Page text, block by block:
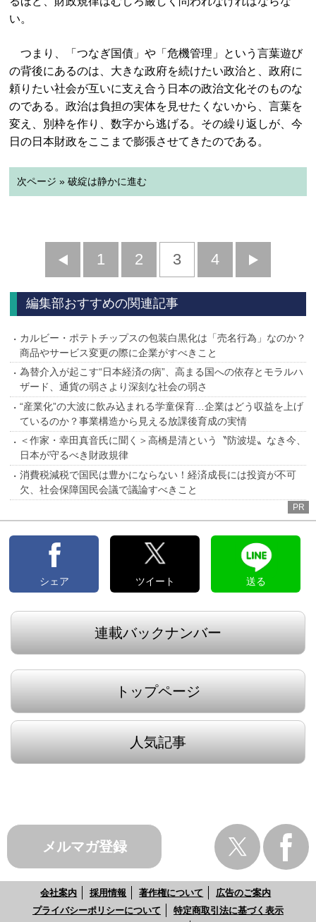
い。
つまり、「つなぎ国債」や「危機管理」という言葉遊び
の背後にあるのは、大きな政府を続けたい政治と、政府に
頼りたい社会が互いに支え合う日本の政治文化そのものな
のである。政治は負担の実体を見せたくないから、言葉を
変え、別枠を作り、数字から逃げる。その繰り返しが、今
日の日本財政をここまで膨張させてきたのである。
次ページ » 破綻は静かに進む
前
へ
1 2 3 4
へ
編集部おすすめの関連記事
カルビー・ポテトチップスの包装白黒化は「売名行為」なのか？
商品やサービス変更の際に企業がすべきこと
為替介入が起こす“日本経済の病”、高まる国への依存とモラルハ
ザード、通貨の弱さより深刻な社会の弱さ
“産業化”の大波に飲み込まれる学童保育…企業はどう収益を上げ
ているのか？事業構造から見える放課後育成の実情
＜作家・幸田真音氏に聞く＞高橋是清という〝防波堤〟なき今、
日本が守るべき財政規律
消費税減税で国民は豊かにならない！経済成長には投資が不可
欠、社会保障国民会議で議論すべきこと
PR
シェア ツイート 送る
連載バックナンバー
トップページ
人気記事
メルマガ登録
会社案内 採用情報 著作権について
広告のご案内
プライバシーポリシーについて
特定商取引法に基づく表示